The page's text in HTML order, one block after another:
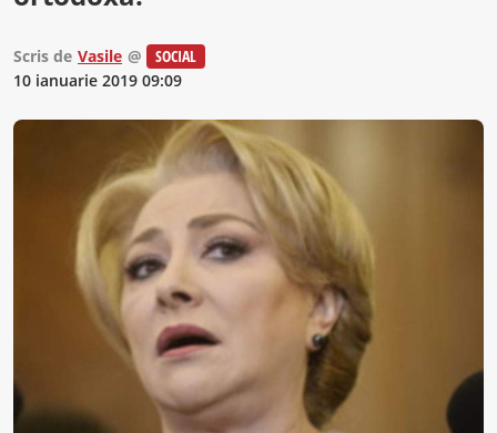
Scris de Vasile @
SOCIAL
10 ianuarie 2019 09:09